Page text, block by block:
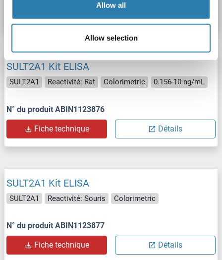
Allow all
Allow selection
SULT2A1 Kit ELISA
SULT2A1 Reactivité: Rat Colorimetric 0.156-10 ng/mL
N° du produit ABIN1123876
Fiche technique Détails
SULT2A1 Kit ELISA
SULT2A1 Reactivité: Souris Colorimetric
N° du produit ABIN1123877
Fiche technique Détails